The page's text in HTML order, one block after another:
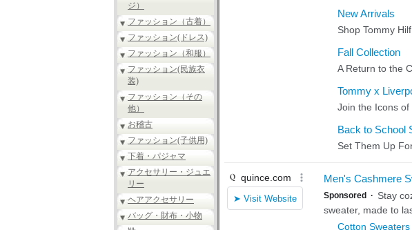
ジ）
ファッション（古着）
ファッション(ドレス)
ファッション（和服）
ファッション(民族衣
装)
ファッション（その
他）
お稽古
ファッション(子供用)
下着・パジャマ
アクセサリー・ジュエ
リー
ヘアアクセサリー
バッグ・財布・小物